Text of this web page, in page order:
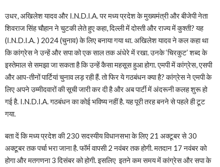
उधर, अखिलेश यादव और I.N.D.I.A. पर मध्य प्रदेश के मुख्यमंत्री और बीजेपी नेता
शिवराज सिंह चौहान ने चुटकी लेते हुए कहा, दिल्ली में दोस्ती और राज्य में कुश्ती? यह
(I.N.D.I.A. ) 2024 (चुनाव) के लिए बनाया गया था. अखिलेश यादव ने कल कहा था
कि कांग्रेस ने उन्हें और सपा को एक साल तक अंधेरे में रखा. उनके ‘चिरकुट’ शब्द के
इस्तेमाल से समझा जा सकता है कि उन्हें कैसा महसूस हुआ होगा. एमपी में कांग्रेस, एसपी
और आप-तीनों पार्टियां चुनाव लड़ रही हैं. तो फिर ये गठबंधन क्या है? कांग्रेस ने एमपी के
लिए अपने उम्मीदवारों की सूची जारी कर दी है और अब पार्टी में अंदरूनी कलह शुरू हो
गई है. I.N.D.I.A. गठबंधन का कोई भविष्य नहीं है. यह पूरी तरह बनने से पहले ही टूट
गया.
बता दें कि मध्य प्रदेश की 230 सदस्यीय विधानसभा के लिए 21 अक्टूबर से 30
अक्टूबर तक पर्चा भरा जाना है. फॉर्म वापसी 2 नवंबर तक होगी. मतदान 17 नवंबर को
होगा और मतगणना 3 दिसंबर को होगी. इसलिए इतने कम समय में कांग्रेस और सपा के